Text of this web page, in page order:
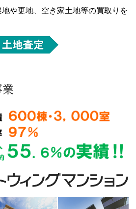
や更地、空き家土地等の買取りを